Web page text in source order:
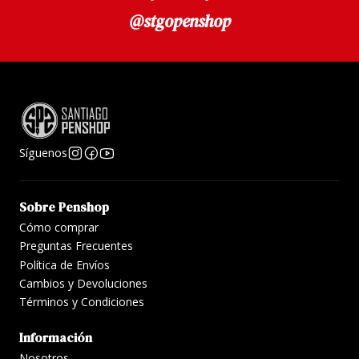
@stgopenshop
Síguenos
Sobre Penshop
Cómo comprar
Preguntas Frecuentes
Política de Envíos
Cambios y Devoluciones
Términos y Condiciones
Información